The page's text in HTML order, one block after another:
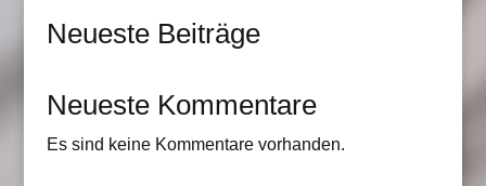
Neueste Beiträge
Neueste Kommentare
Es sind keine Kommentare vorhanden.